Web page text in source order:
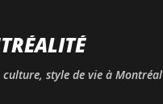
culture, style de vie à Montréal